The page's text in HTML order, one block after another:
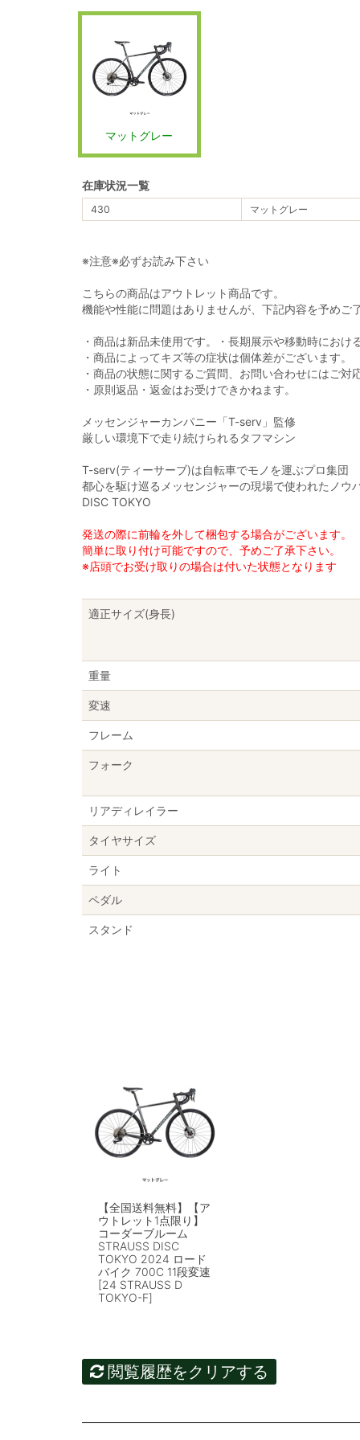
マットグレー
在庫状況一覧
430 マットグレー
※注意※必ずお読み下さい
こちらの商品はアウトレット商品です。
機能や性能に問題はありませんが、下記内容を予めご
・商品は新品未使用です。・長期展示や移動時にお
・商品によってキズ等の症状は個体差がございます。
・商品の状態に関するご質問、お問い合わせにはご対
・原則返品・返金はお受けできかねます。
メッセンジャーカンパニー「T-serv」監修
厳しい環境下で走り続けられるタフマシン
T-serv(ティーサーブ)は自転車でモノを運ぶプロ集団
都心を駆け巡るメッセンジャーの現場で使われたノウ
DISC TOKYO
発送の際に前輪を外して梱包する場合がございます。
簡単に取り付け可能ですので、予めご了承下さい。
※店頭でお受け取りの場合は付いた状態となります
適正サイズ(身長)
重量
変速
フレーム
フォーク
リアディレイラー
タイヤサイズ
ライト
ペダル
スタンド
【全国送料無料】【ア
ウトレット1点限り】
コーダーブルーム
STRAUSS DISC
TOKYO 2024 ロード
バイク 700C 11段変速
[24 STRAUSS D
TOKYO-F]
閲覧履歴をクリアする